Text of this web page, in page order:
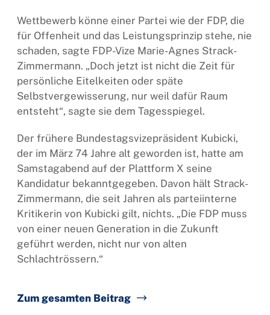
Wettbewerb könne einer Partei wie der FDP, die
für Offenheit und das Leistungsprinzip stehe, nie
schaden, sagte FDP-Vize Marie-Agnes Strack-
Zimmermann. „Doch jetzt ist nicht die Zeit für
persönliche Eitelkeiten oder späte
Selbstvergewisserung, nur weil dafür Raum
entsteht“, sagte sie dem Tagesspiegel.
Der frühere Bundestagsvizepräsident Kubicki,
der im März 74 Jahre alt geworden ist, hatte am
Samstagabend auf der Plattform X seine
Kandidatur bekanntgegeben. Davon hält Strack-
Zimmermann, die seit Jahren als parteiinterne
Kritikerin von Kubicki gilt, nichts. „Die FDP muss
von einer neuen Generation in die Zukunft
geführt werden, nicht nur von alten
Schlachtrössern.“
Zum gesamten Beitrag